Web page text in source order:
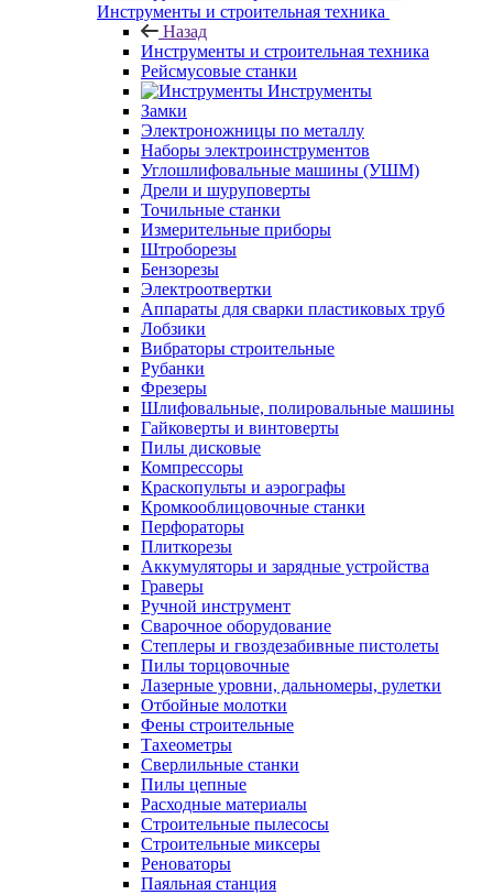
Инструменты и строительная техника
Назад
Инструменты и строительная техника
Рейсмусовые станки
Инструменты
Замки
Электроножницы по металлу
Наборы электроинструментов
Углошлифовальные машины (УШМ)
Дрели и шуруповерты
Точильные станки
Измерительные приборы
Штроборезы
Бензорезы
Электроотвертки
Аппараты для сварки пластиковых труб
Лобзики
Вибраторы строительные
Рубанки
Фрезеры
Шлифовальные, полировальные машины
Гайковерты и винтоверты
Пилы дисковые
Компрессоры
Краскопульты и аэрографы
Кромкооблицовочные станки
Перфораторы
Плиткорезы
Аккумуляторы и зарядные устройства
Граверы
Ручной инструмент
Сварочное оборудование
Степлеры и гвоздезабивные пистолеты
Пилы торцовочные
Лазерные уровни, дальномеры, рулетки
Отбойные молотки
Фены строительные
Тахеометры
Сверлильные станки
Пилы цепные
Расходные материалы
Строительные пылесосы
Строительные миксеры
Реноваторы
Паяльная станция